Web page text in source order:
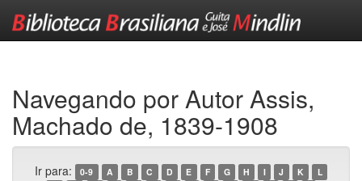
Navegando por Autor Assis,
Machado de, 1839-1908
Ir para: 0-9 A B C D E F G H I J K
L